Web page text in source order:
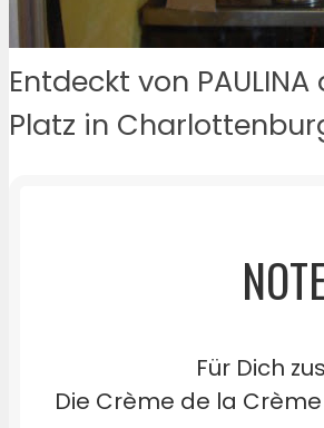
Entdeckt von
Platz in
Für Dich
Die Crème de la